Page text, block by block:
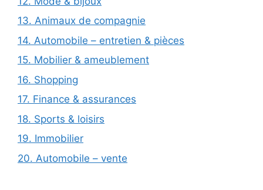
13. Animaux de compagnie
14. Automobile – entretien & pièces
15. Mobilier & ameublement
16. Shopping
17. Finance & assurances
18. Sports & loisirs
19. Immobilier
20. Automobile – vente